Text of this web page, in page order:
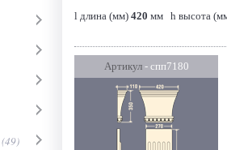
(49)
l длина (мм) 420 мм h высота
Артикул- спп7180